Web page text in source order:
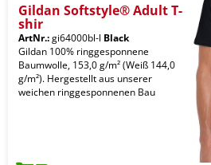
Gildan Softstyle® Adult T-
shir
ArtNr.:gi64000bl-l Black
Gildan 100% ringgesponnene
Baumwolle, 153,0 g/m² (Weiß 144,0
g/m²). Hergestellt aus unserer
weichen ringgesponnenen Bau